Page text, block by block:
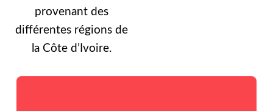
provenant des
différentes régions de
la Côte d’Ivoire.